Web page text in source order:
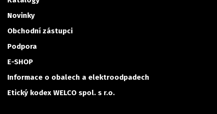
Novinky
Obchodní zástupci
Podpora
E-SHOP
Informace o obalech a elektroodpadech
Etický kodex WELCO spol. s r.o.